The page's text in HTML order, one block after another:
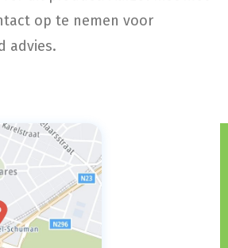
op te nemen voor
advies.